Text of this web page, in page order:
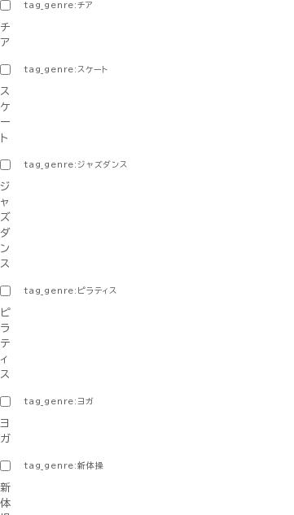
tag_genre:チア
チ
ア
tag_genre:スケート
ス
ケ
ー
ト
tag_genre:ジャズダンス
ジ
ャ
ズ
ダ
ン
ス
tag_genre:ピラティス
ピ
ラ
テ
ィ
ス
tag_genre:ヨガ
ヨ
ガ
tag_genre:新体操
新
体